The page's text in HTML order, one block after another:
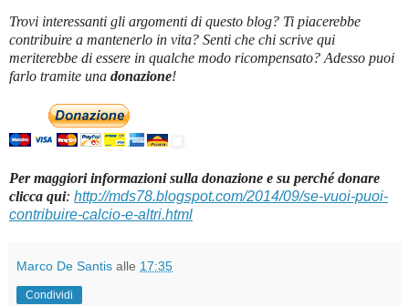
Trovi interessanti gli argomenti di questo blog? Ti piacerebbe
contribuire a mantenerlo in vita? Senti che chi scrive qui
meriterebbe di essere in qualche modo ricompensato? Adesso puoi
farlo tramite una donazione!
Per maggiori informazioni sulla donazione e su perché donare
clicca qui: http://mds78.blogspot.com/2014/09/se-vuoi-puoi-
contribuire-calcio-e-altri.html
Marco De Santis alle 17:35
Condividi